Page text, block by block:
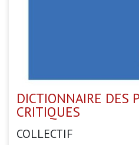
DICTIONNAIRE DES
CRITIQUES
COLLECTIF